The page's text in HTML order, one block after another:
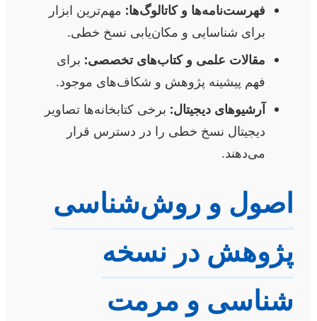
فهرست‌نامه‌ها و کاتالوگ‌ها: مهم‌ترین ابزار
برای شناسایی و مکان‌یابی نسخ خطی.
مقالات علمی و کتاب‌های تخصصی: برای
فهم پیشینه پژوهش و شکاف‌های موجود.
آرشیوهای دیجیتال: برخی کتابخانه‌ها تصاویر
دیجیتال نسخ خطی را در دسترس قرار
می‌دهند.
اصول و روش‌شناسی
پژوهش در نسخه
شناسی و مرمت